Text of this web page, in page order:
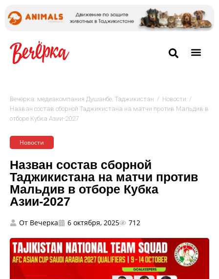
Вечёрка: медиакомпания Душанбе, Таджикистан / Новости /
Назван состав сборной Таджикистана на матчи против Мальдив в
отборе Кубка Азии-2027
Новости
Назван состав сборной
Таджикистана на матчи против
Мальдив в отборе Кубка
Азии-2027
От Вечерка 6 октября, 2025 712